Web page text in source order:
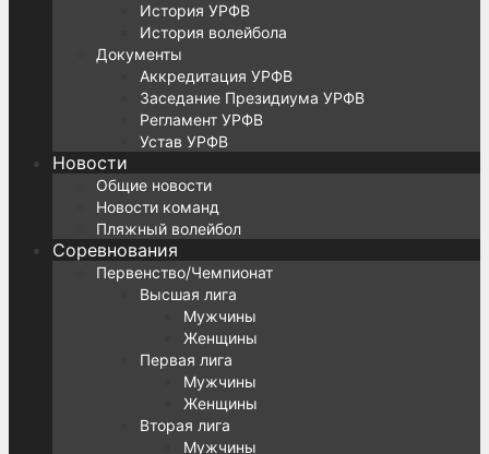
История УРФВ
История волейбола
Документы
Аккредитация УРФВ
Заседание Президиума УРФВ
Регламент УРФВ
Устав УРФВ
Новости
Общие новости
Новости команд
Пляжный волейбол
Соревнования
Первенство/Чемпионат
Высшая лига
Мужчины
Женщины
Первая лига
Мужчины
Женщины
Вторая лига
Мужчины